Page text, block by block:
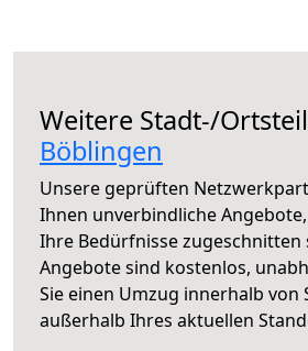
Weitere Stadt-/
Böblingen
Unsere geprüften
Ihnen unverbindliche
Ihre Bedürfnisse zugeschnitten
Angebote sind kostenlos,
Sie einen Umzug innerhalb von
außerhalb Ihres aktuellen